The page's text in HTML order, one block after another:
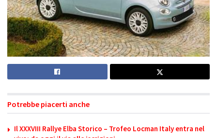
Potrebbe piacerti anche
Il XXXVIII Rallye Elba Storico – Trofeo Locman Italy entra nel